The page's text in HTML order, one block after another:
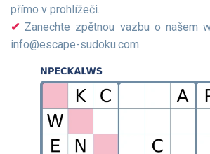
přímo v prohlížeči.
Zanechte zpětnou vazbu o našem
info@escape-sudoku.com